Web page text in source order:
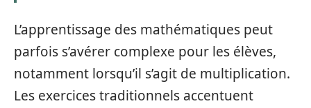
L’apprentissage des mathématiques peut
parfois s’avérer complexe pour les élèves,
notamment lorsqu’il s’agit de multiplication.
Les exercices traditionnels accentuent